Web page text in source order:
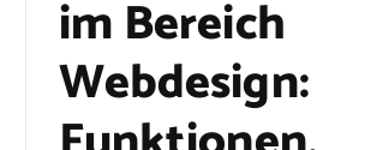
im Bereich
Webdesign: